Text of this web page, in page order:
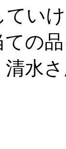
い
の
水